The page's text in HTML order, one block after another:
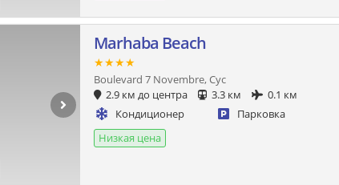
Marhaba Beach
★★★★
Boulevard 7 Novembre, Сус
2.9 км до центра
3.3 км
0.1 км
Кондиционер
Парковка
Низкая цена